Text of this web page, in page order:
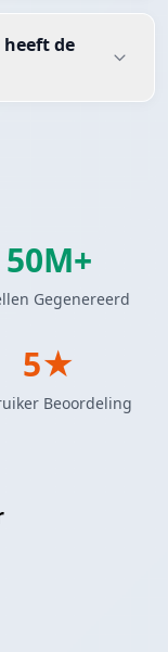
de
50M+
Gegenereerd
5★
Beoordeling